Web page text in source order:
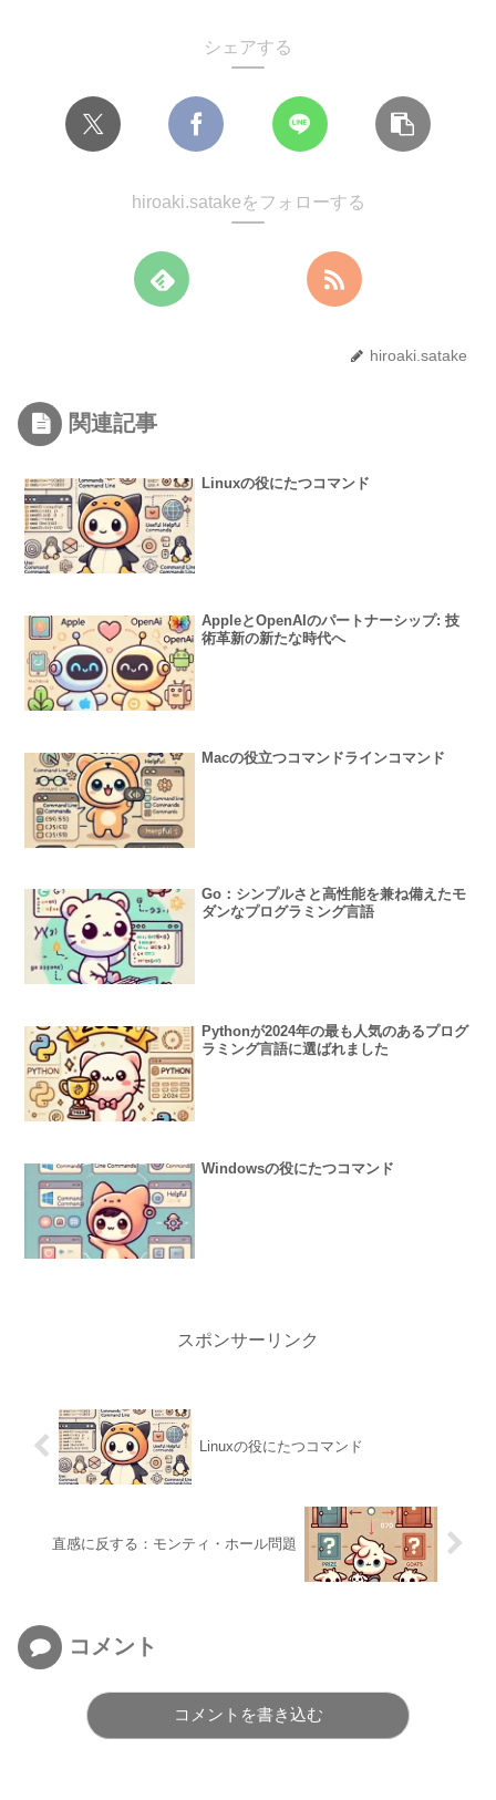
シェアする
hiroaki.satakeをフォローする
hiroaki.satake
関連記事
Linuxの役にたつコマンド
AppleとOpenAIのパートナーシップ: 技
術革新の新たな時代へ
Macの役立つコマンドラインコマンド
Go：シンプルさと高性能を兼ね備えたモ
ダンなプログラミング言語
Pythonが2024年の最も人気のあるプログ
ラミング言語に選ばれました
Windowsの役にたつコマンド
スポンサーリンク
Linuxの役にたつコマンド
直感に反する：モンティ・ホール問題
コメント
コメントを書き込む